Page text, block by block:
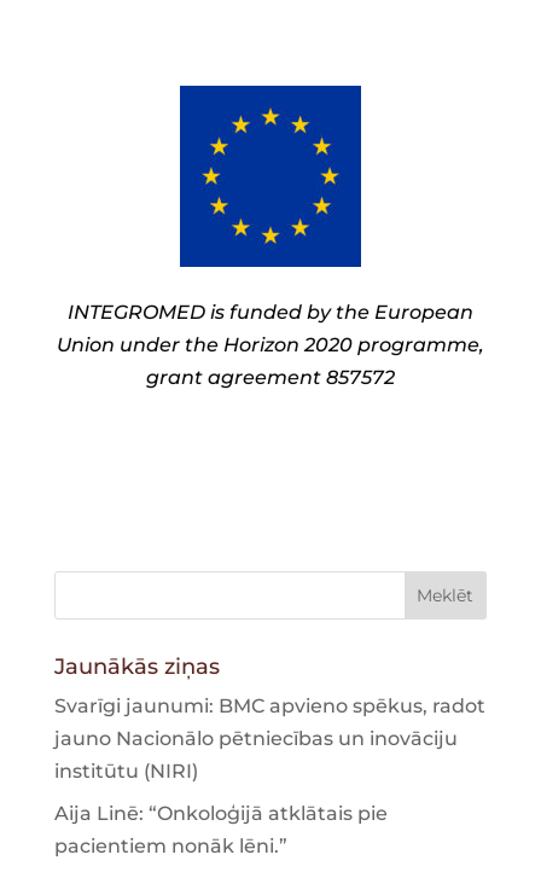
INTEGROMED is funded by the European
Union under the Horizon 2020 programme,
grant agreement 857572
Jaunākās ziņas
Svarīgi jaunumi: BMC apvieno spēkus, radot
jauno Nacionālo pētniecības un inovāciju
institūtu (NIRI)
Aija Linē: “Onkoloģijā atklātais pie
pacientiem nonāk lēni.”